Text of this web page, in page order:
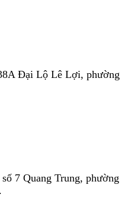
Đại Lộ Lê Lợi, phường
7 Quang Trung, phường